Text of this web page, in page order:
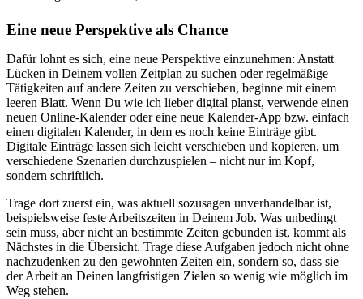
Eine neue Perspektive als Chance
Dafür lohnt es sich, eine neue Perspektive einzunehmen: Anstatt
Lücken in Deinem vollen Zeitplan zu suchen oder regelmäßige
Tätigkeiten auf andere Zeiten zu verschieben, beginne mit einem
leeren Blatt. Wenn Du wie ich lieber digital planst, verwende einen
neuen Online-Kalender oder eine neue Kalender-App bzw. einfach
einen digitalen Kalender, in dem es noch keine Einträge gibt.
Digitale Einträge lassen sich leicht verschieben und kopieren, um
verschiedene Szenarien durchzuspielen – nicht nur im Kopf,
sondern schriftlich.
Trage dort zuerst ein, was aktuell sozusagen unverhandelbar ist,
beispielsweise feste Arbeitszeiten in Deinem Job. Was unbedingt
sein muss, aber nicht an bestimmte Zeiten gebunden ist, kommt als
Nächstes in die Übersicht. Trage diese Aufgaben jedoch nicht ohne
nachzudenken zu den gewohnten Zeiten ein, sondern so, dass sie
der Arbeit an Deinen langfristigen Zielen so wenig wie möglich im
Weg stehen.